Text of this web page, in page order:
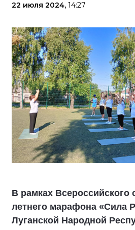
22 июля 2024, 14:27
В рамках Всероссийского
летнего марафона «Сила
Луганской Народной